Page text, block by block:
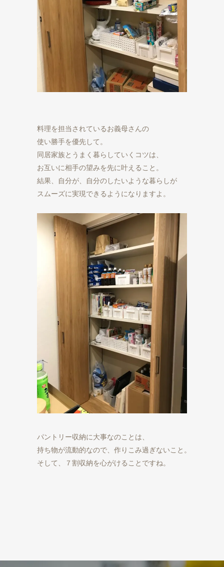
料理を担当されているお義母さんの
使い勝手を優先して。
同居家族とうまく暮らしていくコツは、
お互いに相手の望みを先に叶えること。
結果、自分が、自分のしたいような暮らしが
スムーズに実現できるようになりますよ。
パントリー収納に大事なのことは、
持ち物が流動的なので、作りこみ過ぎないこと。
そして、７割収納を心がけることですね。